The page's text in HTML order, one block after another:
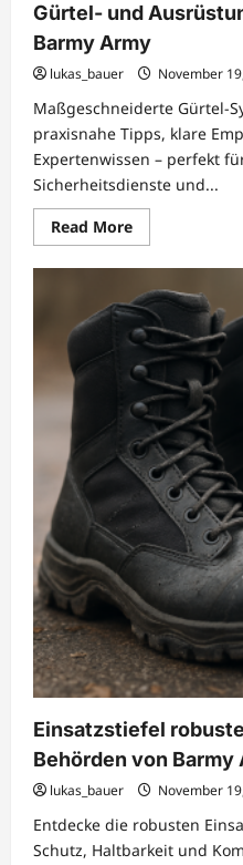
Gürtel- und
Barmy Army
lukas_bauer November
Maßgeschneiderte Gürtel-
praxisnahe Tipps, klare
Expertenwissen – perfekt
Sicherheitsdienste und...
Read MoreRead
more
Gürtel-
und
von
Barmy
Army
Einsatzstiefel
Behörden von Barmy
lukas_bauer November
Entdecke die robusten
Schutz, Haltbarkeit und